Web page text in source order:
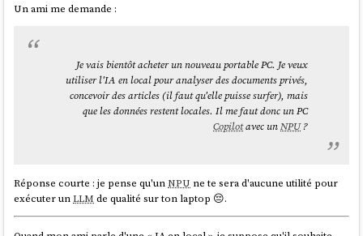
Un ami me demande :
Je vais bientôt acheter un nouveau portable PC. Je veux
utiliser l'IA en local pour analyser des documents privés,
concevoir des articles (il faut qu'elle puisse surfer), mais
que les données restent locales. Il me faut donc un PC
Copilotavec unNPU?
Réponse courte : je pense qu'unNPU ne te sera d'aucune utilité pour
exécuter unLLM de qualité sur ton laptop 😔.